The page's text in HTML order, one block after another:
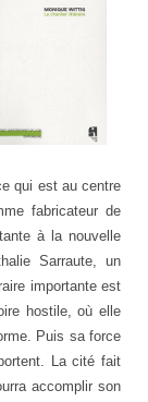
qui est au centre
fabricateur de
à la nouvelle
Sarraute, un
importante est
hostile, où elle
Puis sa force
La cité fait
accomplir son